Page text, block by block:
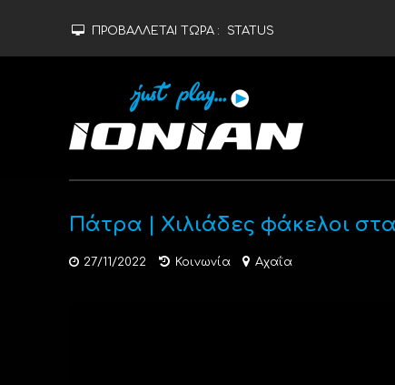
ΠΡΟΒΑΛΛΕΤΑΙ ΤΩΡΑ : STATUS
Πάτρα | Χιλιάδες φάκελοι
27/11/2022 Κοινωνία Αχαΐα